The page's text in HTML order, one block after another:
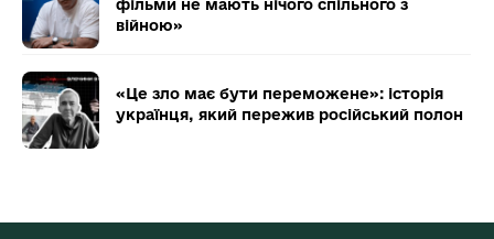
фільми не мають нічого спільного з
війною»
«Це зло має бути переможене»: історія
українця, який пережив російський полон